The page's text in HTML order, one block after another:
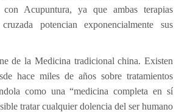
de osteopatía?
ir el niño al osteópata?
con Acupuntura, ya que ambas terapias
potencian exponencialmente sus
de la Medicina tradicional china. Existen
hace miles de años sobre tratamientos
como una “medicina completa en sí
tratar cualquier dolencia del ser humano